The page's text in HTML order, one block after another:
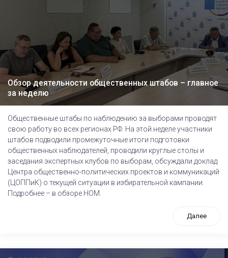
Обзор деятельности общественных штабов – главное
за неделю
Общественные штабы по наблюдению за выборами проводят
свою работу во всех регионах РФ. На этой неделе участники
штабов подводили промежуточные итоги подготовки
общественных наблюдателей, проводили круглые столы и
заседания экспертных клубов по выборам, обсуждали доклад
Центра общественно-политических проектов и коммуникаций
(ЦОППиК) о текущей ситуации в избирательной кампании.
Подробнее – в обзоре НОМ.
Далее